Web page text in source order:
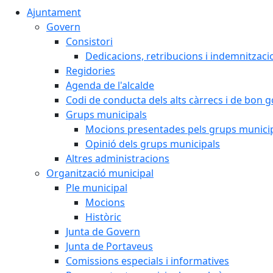
Ajuntament
Govern
Consistori
Dedicacions, retribucions i
Regidories
Agenda de l'alcalde
Codi de conducta dels alts càrrecs i de bon
Grups municipals
Mocions presentades pels grups
Opinió dels grups municipals
Altres administracions
Organització municipal
Ple municipal
Mocions
Històric
Junta de Govern
Junta de Portaveus
Comissions especials i informatives